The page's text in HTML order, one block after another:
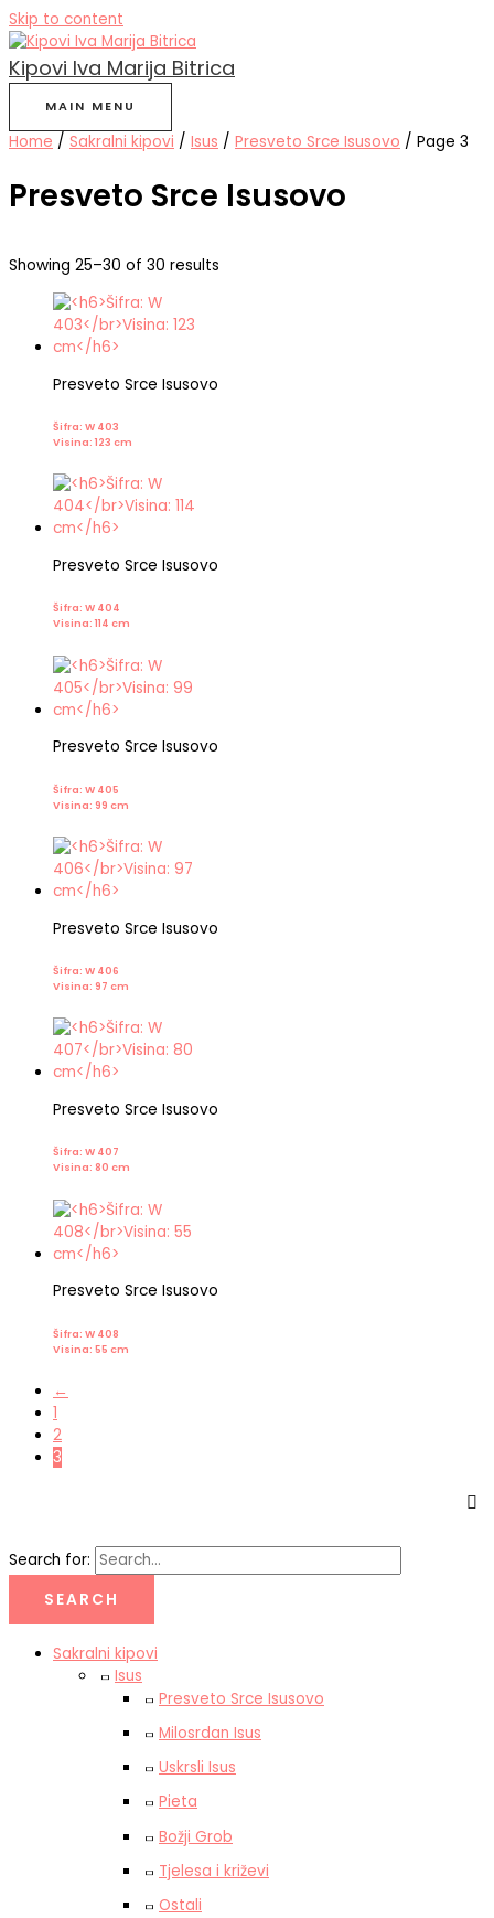
Skip to content
Kipovi Iva Marija Bitrica
MAIN MENU
Search for:
Sakralni kipovi
Isus
Presveto Srce Isusovo
Milosrdan Isus
Uskrsli Isus
Pieta
Božji Grob
Tjelesa i križevi
Ostali
Home / Sakralni kipovi / Isus / Presveto Srce Isusovo / Page 3
Presveto Srce Isusovo
Showing 25–30 of 30 results
Presveto Srce Isusovo
Šifra: W 403
Visina: 123 cm
Presveto Srce Isusovo
Šifra: W 404
Visina: 114 cm
Presveto Srce Isusovo
Šifra: W 405
Visina: 99 cm
Presveto Srce Isusovo
Šifra: W 406
Visina: 97 cm
Presveto Srce Isusovo
Šifra: W 407
Visina: 80 cm
Presveto Srce Isusovo
Šifra: W 408
Visina: 55 cm
←
1
2
3